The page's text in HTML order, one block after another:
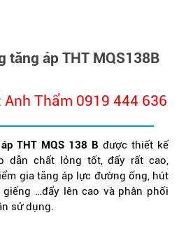
tăng áp THT MQS138B
Anh Thẩm 0919 444 636
THT MQS 138 B được thiết kế
dẫn chất lỏng tốt, đẩy rất cao,
gia tăng áp lực đường ống, hút
…đẩy lên cao và phân phối
sử dụng.